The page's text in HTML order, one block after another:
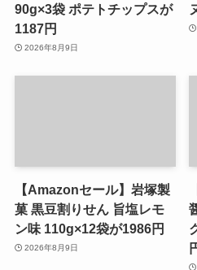
90g×3袋 ポテトチップスが
1187円
2026年8月9日
【Amazonセール】岩塚製
菓 黒豆割りせん 旨塩レモ
ン味 110g×12袋が1986円
2026年8月9日